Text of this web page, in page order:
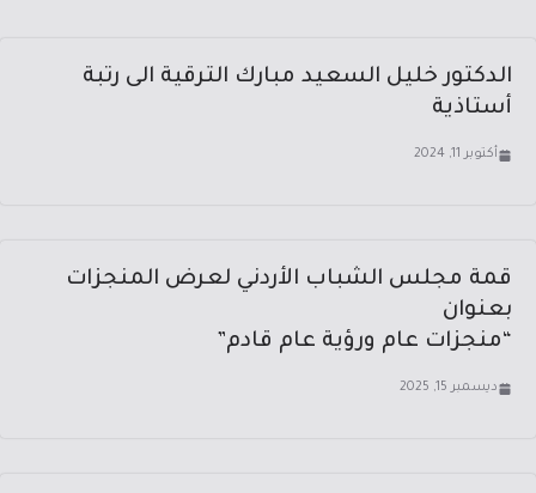
الدكتور خليل السعيد مبارك الترقية الى رتبة
أستاذية
أكتوبر 11, 2024
قمة مجلس الشباب الأردني لعرض المنجزات
بعنوان
“منجزات عام ورؤية عام قادم”
ديسمبر 15, 2025